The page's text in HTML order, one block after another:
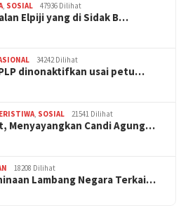
, SOSIAL 47936 Dilihat
Elpiji yang di Sidak B…
34242 Dilihat
dinonaktifkan usai petu…
, SOSIAL 21541 Dilihat
Menyayangkan Candi Agung…
18208 Dilihat
Lambang Negara Terkai…